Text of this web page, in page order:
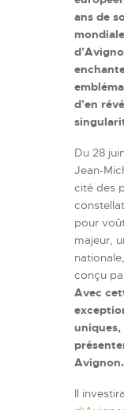
ans de
d’en
Du 28
Jean-
cité des
pour
majeur,
conçu
Avec
uniques,
Avignon.
Il